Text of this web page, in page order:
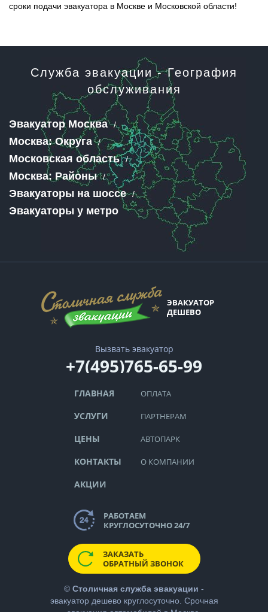
сроки подачи эвакуатора в Москве и Московской области!
Служба эвакуации - География
обслуживания
Эвакуатор Москва
Москва: Округа
Московская область
Москва: Районы
Эвакуаторы на шоссе
Эвакуаторы у метро
ЭВАКУАТОР
ДЕШЕВО
Вызвать эвакуатор
+7(495)765-65-99
ГЛАВНАЯ
УСЛУГИ
ЦЕНЫ
КОНТАКТЫ
АКЦИИ
ОПЛАТА
ПАРТНЕРАМ
АВТОПАРК
О КОМПАНИИ
РАБОТАЕМ
КРУГЛОСУТОЧНО 24/7
ЗАКАЗАТЬ
ОБРАТНЫЙ ЗВОНОК
© Столичная служба эвакуации -
эвакуатор дешевокруглосуточно. Срочная